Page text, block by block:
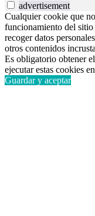
advertisement
Cualquier cookie que
funcionamiento del
recoger datos
otros contenidos
Es obligatorio obtener
ejecutar estas cookies
Guardar y aceptar